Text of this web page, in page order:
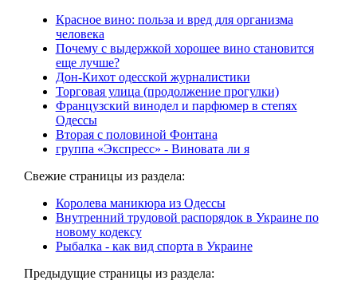
Красное вино: польза и вред для организма
человека
Почему с выдержкой хорошее вино становится
еще лучше?
Дон-Кихот одесской журналистики
Торговая улица (продолжение прогулки)
Французский винодел и парфюмер в степях
Одессы
Вторая с половиной Фонтана
группа «Экспресс» - Виновата ли я
Свежие страницы из раздела:
Королева маникюра из Одессы
Внутренний трудовой распорядок в Украине по
новому кодексу
Рыбалка - как вид спорта в Украине
Предыдущие страницы из раздела: